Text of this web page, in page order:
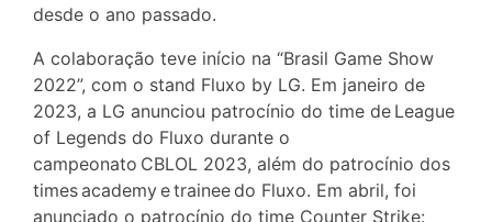
desde o ano passado.
A colaboração teve início na “Brasil Game Show
2022”, com o stand Fluxo by LG. Em janeiro de
2023, a LG anunciou patrocínio do time de League
of Legends do Fluxo durante o
campeonato CBLOL 2023, além do patrocínio dos
times academy e trainee do Fluxo. Em abril, foi
anunciado o patrocínio do time Counter Strike: